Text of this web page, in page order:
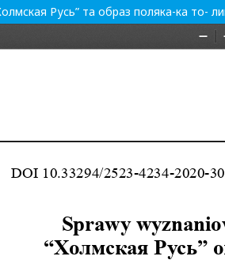
Русь” та образ поляка-ка то-